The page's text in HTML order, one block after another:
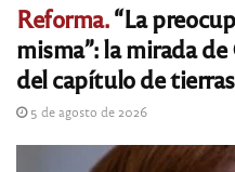
Reforma.“La
misma”: la mirada
del capítulo de tierras
5 de agosto de 2026